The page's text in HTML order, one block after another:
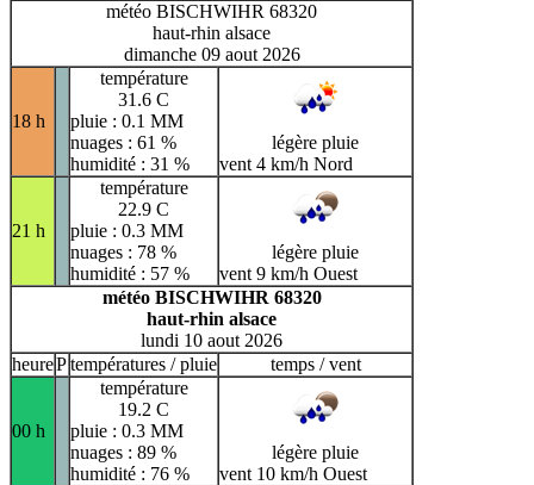
météo BISCHWIHR 68320
haut-rhin alsace
dimanche 09 aout 2026
18 h
température
31.6 C
pluie : 0.1 MM
nuages : 61 %
humidité : 31 %
légère pluie
vent 4 km/h Nord
21 h
température
22.9 C
pluie : 0.3 MM
nuages : 78 %
humidité : 57 %
légère pluie
vent 9 km/h Ouest
météo BISCHWIHR 68320
haut-rhin alsace
lundi 10 aout 2026
heurePtempératures / pluie temps / vent
00 h
température
19.2 C
pluie : 0.3 MM
nuages : 89 %
humidité : 76 %
légère pluie
vent 10 km/h Ouest